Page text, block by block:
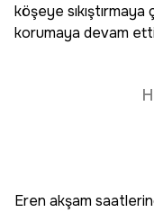
köşeye
korumaya devam
Eren akşam